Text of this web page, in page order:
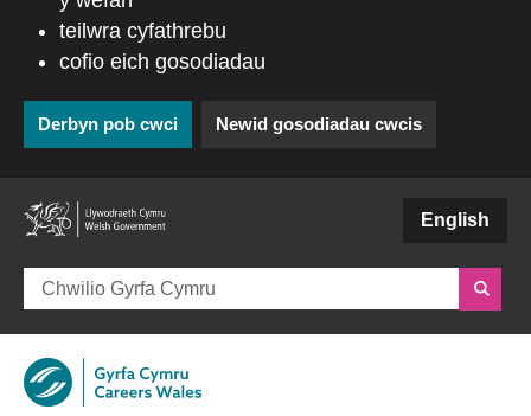
teilwra cyfathrebu
cofio eich gosodiadau
Derbyn pob cwci Newid gosodiadau cwcis
English